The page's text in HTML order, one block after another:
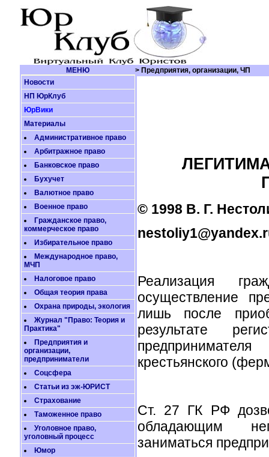
МЕНЮ
> Предприятия, организации, ЧП
Новости
НП ЮрКлуб
ЮрВики
Материалы
Административное право
Арбитражное право
Банковское право
Бухучет
Валютное право
Военное право
Гражданское право,
коммерческое право
Избирательное право
Международное право,
МЧП
Налоговое право
Общая теория права
Охрана природы, экология
Журнал "Право: Теория и
Практика"
Предприятия и
организации,
предприниматели
Соцсфера
Статьи из эж-ЮРИСТ
Страхование
Таможенное право
Уголовное право,
уголовный процесс
Юмор
© 1998 В. Г.
Реализация
осуществление
лишь после
результате
крестьянского
Ст. 27 ГК РФ
обладающим
заниматься